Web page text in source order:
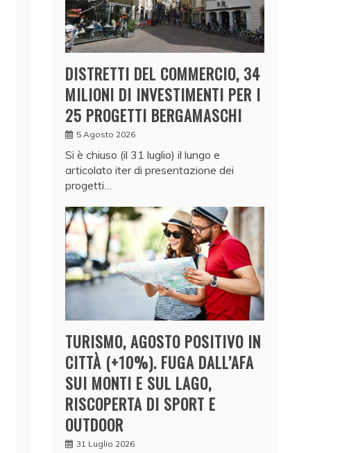
DISTRETTI DEL COMMERCIO, 34
MILIONI DI INVESTIMENTI PER I
25 PROGETTI BERGAMASCHI
5 Agosto 2026
Si è chiuso (il 31 luglio) il lungo e
articolato iter di presentazione dei
progetti…
TURISMO, AGOSTO POSITIVO IN
CITTÀ (+10%). FUGA DALL’AFA
SUI MONTI E SUL LAGO,
RISCOPERTA DI SPORT E
OUTDOOR
31 Luglio 2026